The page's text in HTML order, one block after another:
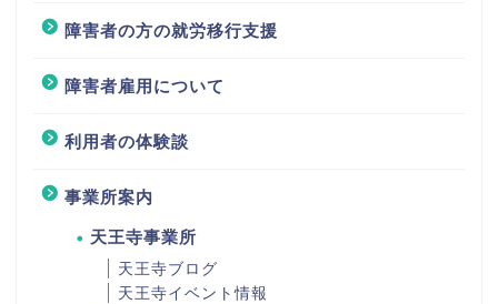
障害者の方の就労移行支援
障害者雇用について
利用者の体験談
事業所案内
天王寺事業所
天王寺ブログ
天王寺イベント情報